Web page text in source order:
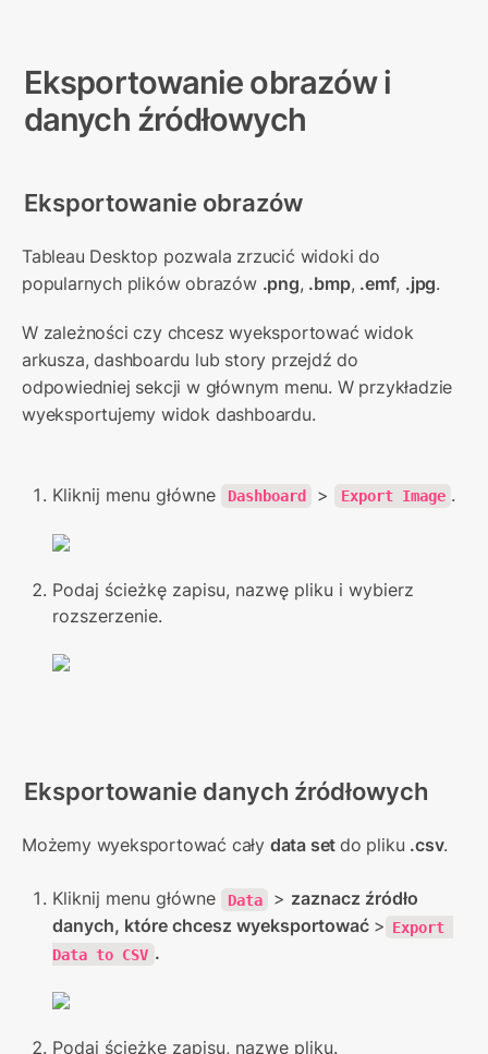
Eksportowanie obrazów i
danych źródłowych
Eksportowanie obrazów
Tableau Desktop pozwala zrzucić widoki do
popularnych plików obrazów .png, .bmp, .emf, .jpg.
W zależności czy chcesz wyeksportować widok
arkusza, dashboardu lub story przejdź do
odpowiedniej sekcji w głównym menu. W przykładzie
wyeksportujemy widok dashboardu.
Kliknij menu główne Dashboard > Export Image .
Podaj ścieżkę zapisu, nazwę pliku i wybierz
rozszerzenie.
Eksportowanie danych źródłowych
Możemy wyeksportować cały data set do pliku .csv.
Kliknij menu główne Data > zaznacz źródło
danych, które chcesz wyeksportować > Export
Data to CSV .
Podaj ścieżkę zapisu, nazwę pliku.